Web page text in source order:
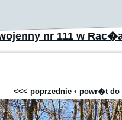
nr 111 w
<<< poprzednie • powr�t do